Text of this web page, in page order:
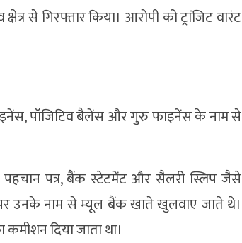
से गिरफ्तार किया। आरोपी को ट्रांजिट वारंट
पॉजिटिव बैलेंस और गुरु फाइनेंस के नाम से
पहचान पत्र, बैंक स्टेटमेंट और सैलरी स्लिप जैसे
उनके नाम से म्यूल बैंक खाते खुलवाए जाते थे।
दिया जाता था।